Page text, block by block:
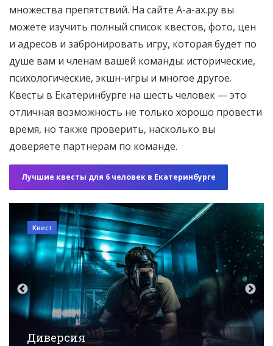
множества препятствий. На сайте А-а-ах.ру вы
можете изучить полный список квестов, фото, цен
и адресов и забронировать игру, которая будет по
душе вам и членам вашей команды: исторические,
психологические, экшн-игры и многое другое.
Квесты в Екатеринбурге на шесть человек — это
отличная возможность не только хорошо провести
время, но также проверить, насколько вы
доверяете партнерам по команде.
Лучшие квесты для 6 человек в Екатеринбурге
Квест
Код да Винчи